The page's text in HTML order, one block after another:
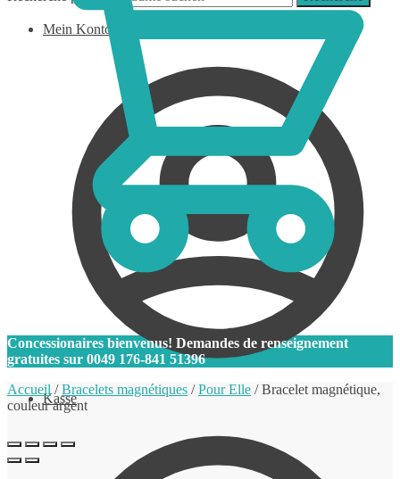
Mein Konto
Kasse
Concessionaires bienvenus! Demandes de renseignement
gratuites sur 0049 176-841 51396
Accueil /Bracelets magnétiques /Pour Elle /Bracelet magnétique,
couleur argent